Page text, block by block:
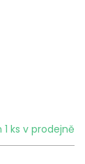
1 ks v prodejně